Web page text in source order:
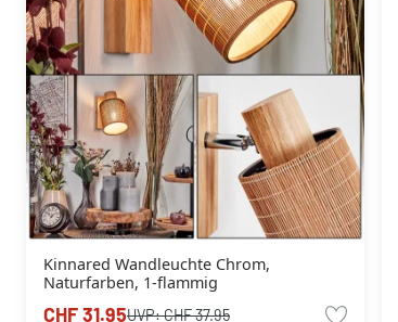
Kinnared Wandleuchte Chrom,
Naturfarben, 1-flammig
CHF 31.95UVP:CHF 37.95